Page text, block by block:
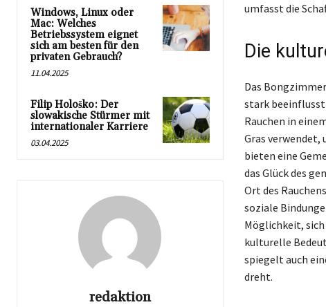
Windows, Linux oder
Mac: Welches
Betriebssystem eignet
sich am besten für den
privaten Gebrauch?
11.04.2025
Filip Hološko: Der
slowakische Stürmer mit
internationaler Karriere
03.04.2025
redaktion
umfasst die
Die
Das
stark beeinflusst
Rauchen in
Gras verwendet,
bieten eine
das Glück des
Ort des
soziale
Möglichkeit, sich
kulturelle
spiegelt auch
dreht.